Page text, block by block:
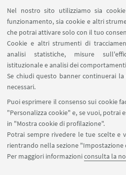
Nel nostro sito utilizziamo sia
funzionamento, sia cookie e altri
che potrai attivare solo con il tuo
Cookie e altri strumenti di
analisi statistiche, misure
istituzionale e analisi dei
Se chiudi questo banner continuerai
necessari.
Puoi esprimere il consenso sui cookie
"Personalizza cookie" e, se vuoi, potrai
in "Mostra cookie di profilazione".
Potrai sempre rivedere le tue scelte e
rientrando nella sezione "Impostazione
Per maggiori informazioniconsulta la
Segnala un
SEGUI IL
SEGUI
APP: